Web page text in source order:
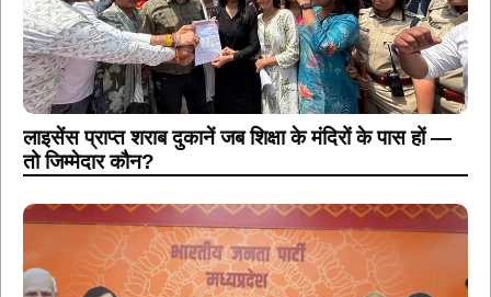
लाइसेंस प्राप्त शराब दुकानें जब शिक्षा के मंदिरों के पास हों —
तो जिम्मेदार कौन?